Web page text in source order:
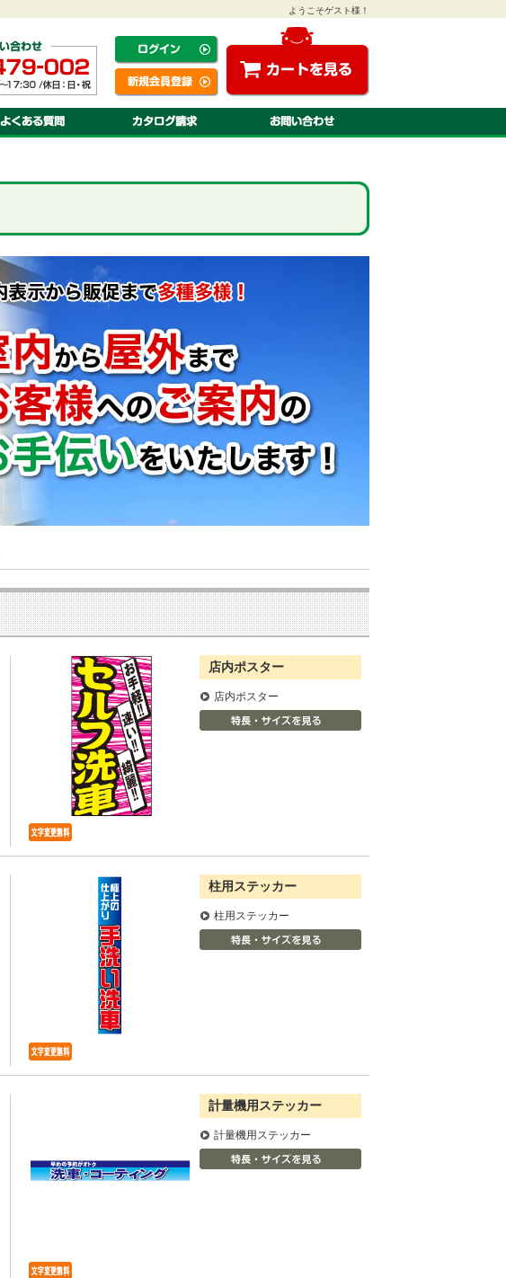
ようこそゲスト様！
店内ポスター
店内ポスター
柱用ステッカー
柱用ステッカー
計量機用ステッカー
計量機用ステッカー